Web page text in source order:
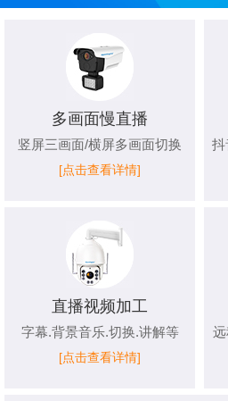
多画面慢直播
竖屏三画面/横屏多画面切换
[点击查看详情]
抖
直播视频加工
字幕.背景音乐.切换.讲解等
[点击查看详情]